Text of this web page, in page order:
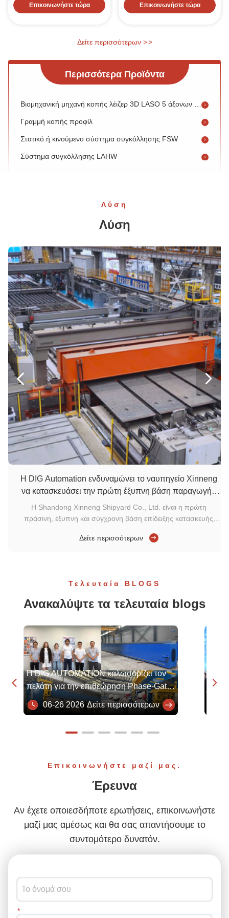
Επικοινωνήστε τώρα Επικοινωνήστε τώρα
Δείτε περισσότερων >>
Περισσότερα Προϊόντα
Μηχανή κοπής λέιζερ LAAU
1000W-30000W Βιομηχανική μηχανή laser LAS
Μηχανή κοπής λέιζερ LAAU
Μηχανή κοπής λέιζερ μεγάλου μεγέθους LAI
Σύστημα συγκόλλησης στενού διαστήματος SAW250
Γραμμή παραγωγής πινάκων υψηλής απόδοσης για την κατασκευή πλοίων
Τεχνική γραμμή παραγωγής πλήρως αυτόματου πίνακα ελέγχου για λεπτές πλάκες
Γραμμή Παραγωγής Υδραυλικού Μηχανικού Πίνακα για Μέσης-Παχύτητας Πλάκες
Γραμμή παραγωγής κυψελών τεχνολογίας υβριδικής συγκόλλησης laser-arc
Μονόπλευρη συγκόλληση σε πλάκες μεσαίου πάχους
1000W-30000W Βιομηχανική μηχανή laser LAS
Μηχανή κοπής λέιζερ LAAU
Μηχανή κοπής λέιζερ μεγάλου μεγέθους LAI
1000W-30000W Βιομηχανική μηχανή laser LAS
Μηχανή κοπής λέιζερ LAAU
Λύση
Λύση
Η DIG Automation ενδυναμώνει το ναυπηγείο Xinneng
να κατασκευάσει την πρώτη έξυπνη βάση παραγωγής
πλοίων νέας ενέργειας στην Κίνα
Η Shandong Xinneng Shipyard Co., Ltd. είναι η πρώτη
πράσινη, έξυπνη και σύγχρονη βάση επίδειξης κατασκευής
ενσωματώνει Ε&Α, σχεδιασμό και έξυπνη κατασκευή. Ιδρύθηκε
Δείτε περισσότερων
 
Τελευταία BLOGS
Ανακαλύψτε τα τελευταία blogs
Η DIG AUTOMATION καλωσορίζει τον
πελάτη για την επιθεώρηση Phase-Gate,
η πρόοδος υπερβαίνει κατά πολύ τις
προσδοκίες
06-26 2026 Δείτε περισσότερων
Το
 
Επικοινωνήστε μαζί μας.
Έρευνα
Αν έχετε οποιεσδήποτε ερωτήσεις, επικοινωνήστε
μαζί μας αμέσως και θα σας απαντήσουμε το
συντομότερο δυνατόν.